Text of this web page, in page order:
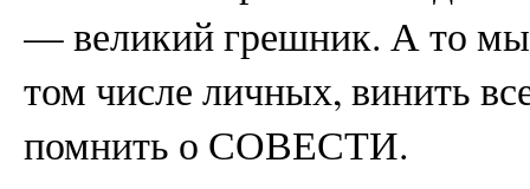
— великий грешник. А то мы
том числе личных, винить
помнить о СОВЕСТИ.